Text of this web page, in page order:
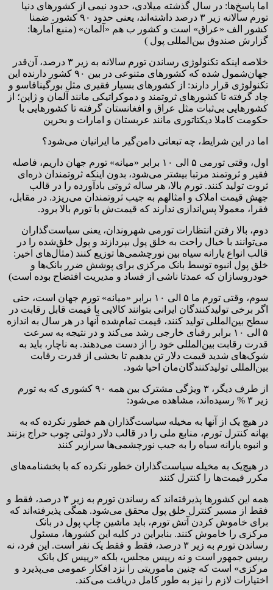
اما پاسخ‌ها: در سال گذشته میلادی، حدود نیمی از کشورهای دنیا
تورم سالانه زیر ۳ درصد داشته‌اند، یعنی حدود ۹۰ کشور. ضمنا
کشور الف «عراق» است و کشور ب هم «آلمان» (منبع آمارها:
گزارش صندوق بین‌المللی پول )
خلاصه اینکه تکنولوژی رساندن تورم سالانه به زیر ۳ درصد، آن‌قدر
جهان‌شمول شده که کشورهای متنوعی در بین ۹۰ کشور دارنده این
تکنولوژی قرار دارند: از کشورهای بسیار فقیری مثل بورگینافاسو و
چاد گرفته تا کشورهای ثروتمند و دموکراتیکی مانند آلمان و ژاپن؛ از
کشورهایی بی‌ثبات مثل عراق و افغانستان گرفته تا کشورهایی با
حکومت کاملا دیکتاتوری مانند عربستان و امارات و بحرین
اما در این شرایط، چه تبعاتی دامن‌گیر ما ایرانیان می‌شود؟
اول، وقتی تورمی ۵ الی ۱۰ برابر «میانه» تورم جهان داریم، فاصله
فقیر و ثروتمند مرتبا بیشتر می‌شود، بدون اینکه ثروتمندان ذره‌ای
ثروت تولید کنند. تورم بالا، هر ساله ثروتی بادآورده را در قالب
جهش قیمت املاک و امثالهم به جیب ثروتمندان می‌ریزد. در مقابل،
فقرا، معمولا پس‌اندازی ندارند که قیمت‌ش با تورم بالا برود.
دوم، بالا رفتن انتظارات تورمی شهروندان، یعنی سیاست‌گذاران
می‌توانند با خیال راحت به خلق پول بپردازند و پول خلق‌شده را در
قالب انواع یارانه سیاه بین نورچشمی‌ها توزیع کنند (مثال‌های اخیر:
خلق پول انبوه توسط بانک مرکزی برای پوشش ضرر بانک‌ها و
خودروسازان که عمدتا ناشی از فساد و مدیریت افتضاح بوده است)
سوم، وقتی تورم ما ۵ الی ۱۰ برابر «میانه» تورم جهان است، حتی
اگر برخی تولیدکنندگان ایرانی بتوانند کالایی با قیمت قابل رقابت در
سطح بین‌المللی تولید کنند، قیمت تمام‌شده آنها در هر سال به اندازه
۵ الی ۱۰ برابر رقبای خارجی رشد می‌کند و در نتیجه به سرعت
قدرت رقابت بین‌المللی خود را از دست می‌دهند. به ناچار، باید به
شوک‌های شدید قیمت دلار تن بدهیم تا بخشی از قدرت رقابت
بین‌المللی تولیدکنندگان‌مان احیا شود.
از طرف دیگر، ۳ ویژگی مشترک بین همه ۹۰ کشوری که به تورم
زیر ۳ % رسیده‌اند، مشاهده می‌شود:
در هیچ یک از آنها به مخیله سیاست‌گذاران هم خطور نکرده که به
بهانه کنترل تورم، منابع ملی را در قالب دلار دولتی چوب حراج بزنند
و انبوه یارانه سیاه را به جیب نورچشمی‌ها سرازیر کنند
در هیچ‌یک به مخیله سیاست‌گذاران خطور نکرده که با بخشنامه‌های
مکرر قیمت‌ها را کنترل کنند
همه این کشورها پذیرفته‌اند که رساندن تورم به زیر ۳ درصد، فقط و
فقط از مسیر کنترل خلق پول محقق می‌شود. همگی پذیرفته‌اند که
برای خاموش کردن آتش تورم، باید ماشین چاپ پول در بانک
مرکزی را خاموش کنند. بنابراین در کلیه این کشورها، مسئول
رساندن تورم به زیر ۳ درصد، فقط و فقط یک نفر است. این فرد، نه
رییس جمهور است و نه رییس مجلس، بلکه «رییس کل بانک
مرکزی» است که چنین ماموریتی را نزد افکار عمومی می‌پذیرد و
اختیارات لازم را نیز به طور کامل دریافت می‌کند.